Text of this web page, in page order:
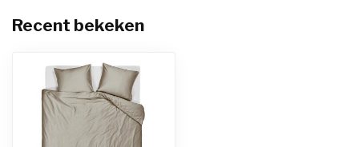
Recent bekeken